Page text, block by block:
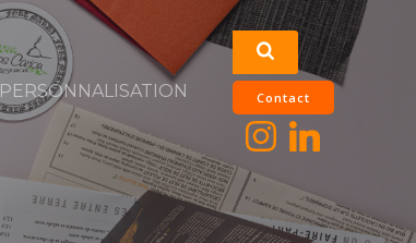
PERSONNALISATION Contact